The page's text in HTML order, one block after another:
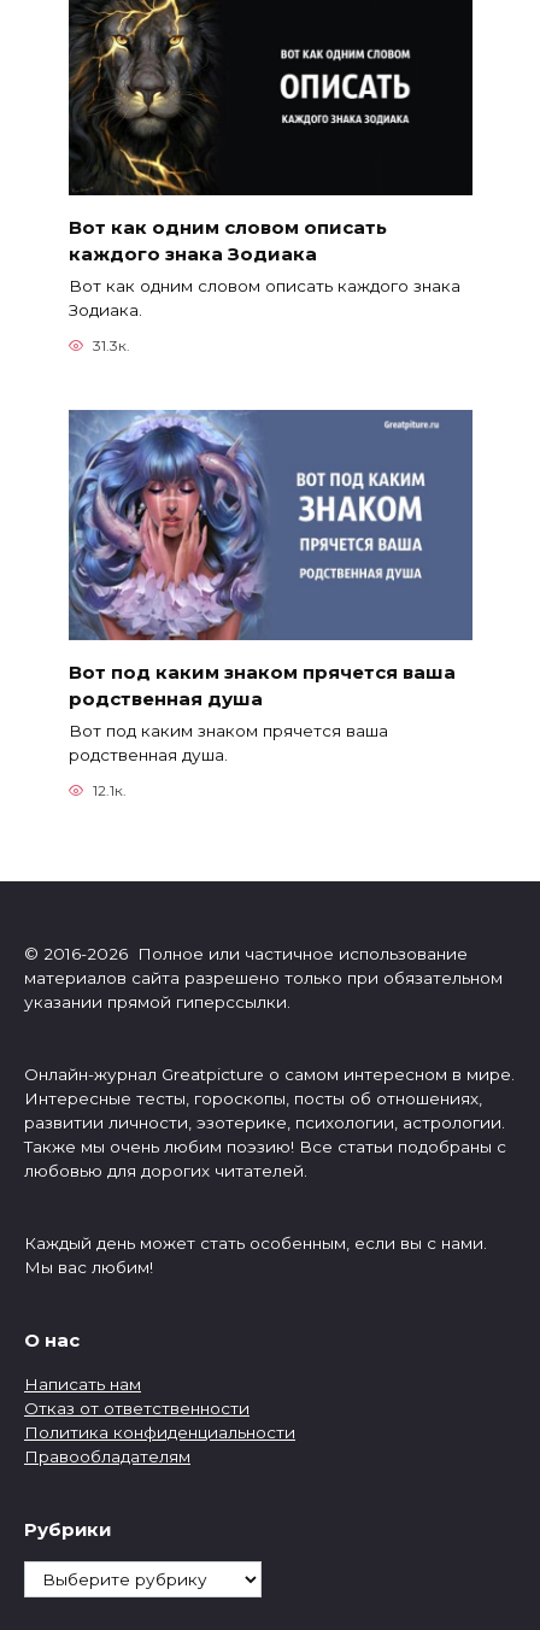
Вот как одним словом описать
каждого знака Зодиака
Вот как одним словом описать каждого знака
Зодиака.
31.3к.
Вот под каким знаком прячется ваша
родственная душа
Вот под каким знаком прячется ваша
родственная душа.
12.1к.
© 2016-2026 Полное или частичное использование
материалов сайта разрешено только при обязательном
указании прямой гиперссылки.
Онлайн-журнал Greatpicture о самом интересном в мире.
Интересные тесты, гороскопы, посты об отношениях,
развитии личности, эзотерике, психологии, астрологии.
Также мы очень любим поэзию! Все статьи подобраны с
любовью для дорогих читателей.
Каждый день может стать особенным, если вы с нами.
Мы вас любим!
О нас
Написать нам
Отказ от ответственности
Политика конфиденциальности
Правообладателям
Рубрики
Рубрики